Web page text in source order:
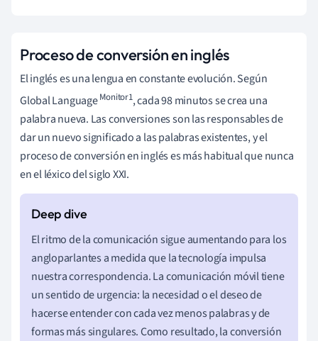
Proceso de conversión en inglés
El inglés es una lengua en constante evolución. Según
Global LanguageMonitor1, cada 98 minutos se crea una
palabra nueva. Las conversiones son las responsables de
dar un nuevo significado a las palabras existentes, y el
proceso de conversión en inglés es más habitual que nunca
en el léxico del siglo XXI.
El ritmo de la comunicación sigue aumentando para los
angloparlantes a medida que la tecnología impulsa
nuestra correspondencia. La comunicación móvil tiene
un sentido de urgencia: la necesidad o el deseo de
hacerse entender con cada vez menos palabras y de
formas más singulares. Como resultado, la conversión